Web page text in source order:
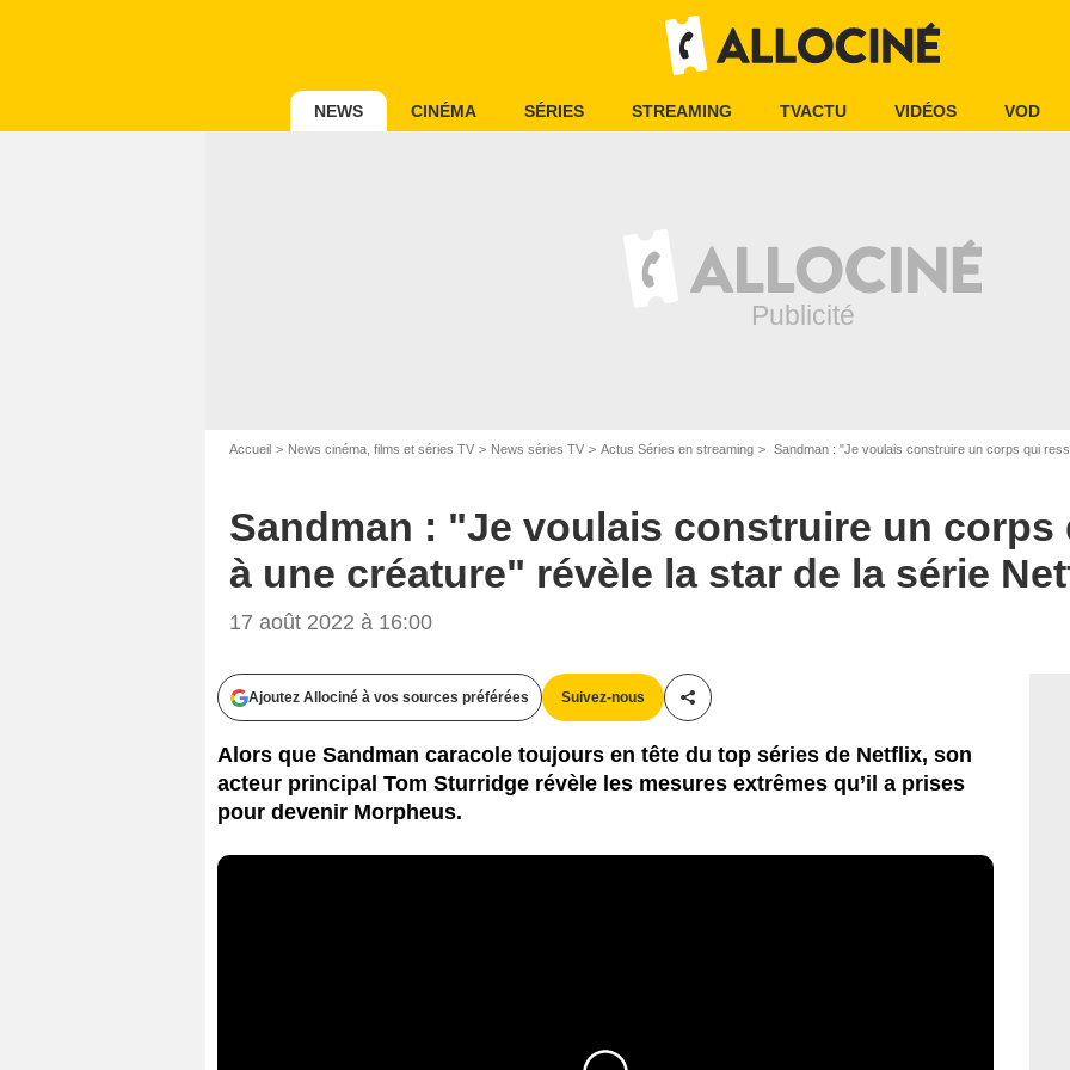
NEWS CINÉMA SÉRIES STREAMING TVACTU VIDÉOS VOD
Accueil News cinéma, films et séries TV News séries TV Actus Séries en streaming Sandman : "Je voulais construire un corps qui
Sandman : "Je voulais construire un corps
à une créature" révèle la star de la série
17 août 2022 à 16:00
Ajoutez Allociné à vos sources préférées Suivez-nous
Partager cet article
Alors que Sandman caracole toujours en tête du top séries de Netflix, son
acteur principal Tom Sturridge révèle les mesures extrêmes qu’il a prises
pour devenir Morpheus.